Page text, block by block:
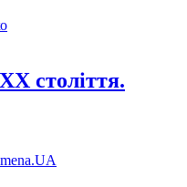
століття.